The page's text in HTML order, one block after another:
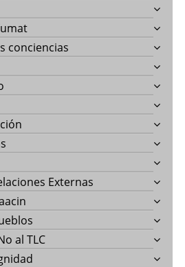
conciencias
Externas
al TLC